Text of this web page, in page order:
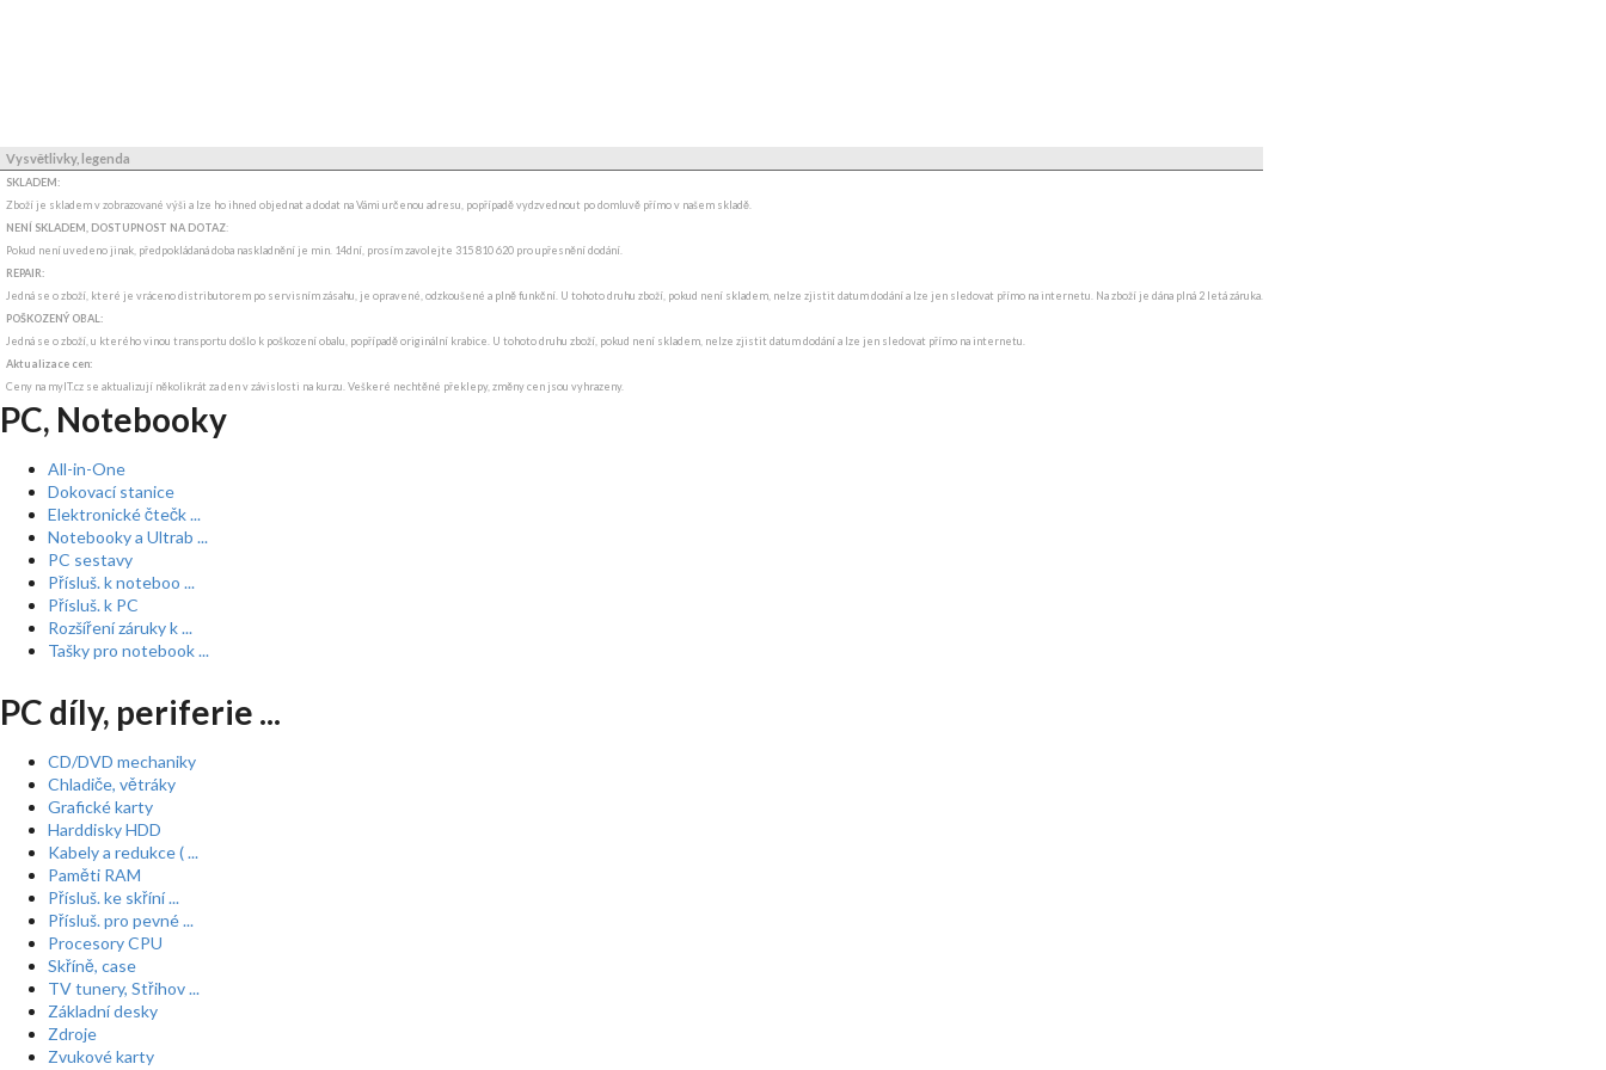
Vysvětlivky, legenda
SKLADEM:
Zboží je skladem v zobrazované výši a lze ho ihned objednat a dodat na Vámi určenou adresu, popřípadě vydzvednout po domluvě přímo v našem skladě.
NENÍ SKLADEM, DOSTUPNOST NA DOTAZ:
Pokud není uvedeno jinak, předpokládaná doba naskladnění je min. 14dní, prosím zavolejte 315 810 620 pro upřesnění dodání.
REPAIR:
Jedná se o zboží, které je vráceno distributorem po servisním zásahu, je opravené, odzkoušené a plně funkční. U tohoto druhu zboží, pokud není skladem, nelze zjistit datum dodání a lze jen sledovat přímo na internetu. Na zboží je dána plná 2 letá záruka.
POŠKOZENÝ OBAL:
Jedná se o zboží, u kterého vinou transportu došlo k poškození obalu, popřípadě originální krabice. U tohoto druhu zboží, pokud není skladem, nelze zjistit datum dodání a lze jen sledovat přímo na internetu.
Aktualizace cen:
Ceny na myIT.cz se aktualizují několikrát za den v závislosti na kurzu. Veškeré nechtěné překlepy, změny cen jsou vyhrazeny.
PC, Notebooky
All-in-One
Dokovací stanice
Elektronické čtečk ...
Notebooky a Ultrab ...
PC sestavy
Přísluš. k noteboo ...
Přísluš. k PC
Rozšíření záruky k ...
Tašky pro notebook ...
PC díly, periferie ...
CD/DVD mechaniky
Chladiče, větráky
Grafické karty
Harddisky HDD
Kabely a redukce ( ...
Paměti RAM
Přísluš. ke skříní ...
Přísluš. pro pevné ...
Procesory CPU
Skříně, case
TV tunery, Střihov ...
Základní desky
Zdroje
Zvukové karty